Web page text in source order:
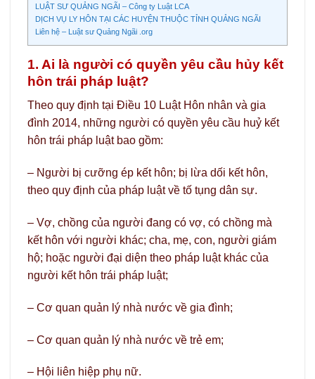
LUẬT SƯ QUẢNG NGÃI – Công ty Luật LCA
DỊCH VỤ LY HÔN TẠI CÁC HUYỆN THUỘC TỈNH QUẢNG NGÃI
Liên hệ – Luật sư Quảng Ngãi .org
1. Ai là người có quyền yêu cầu hủy kết
hôn trái pháp luật?
Theo quy định tại Điều 10 Luật Hôn nhân và gia
đình 2014, những người có quyền yêu cầu huỷ kết
hôn trái pháp luật bao gồm:
– Người bị cưỡng ép kết hôn; bị lừa dối kết hôn,
theo quy định của pháp luật về tố tụng dân sự.
– Vợ, chồng của người đang có vợ, có chồng mà
kết hôn với người khác; cha, mẹ, con, người giám
hộ; hoặc người đại diện theo pháp luật khác của
người kết hôn trái pháp luật;
– Cơ quan quản lý nhà nước về gia đình;
– Cơ quan quản lý nhà nước về trẻ em;
– Hội liên hiệp phụ nữ.